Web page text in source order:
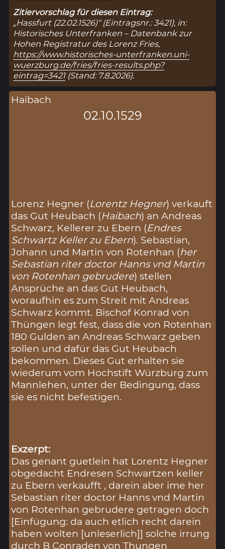
Zitiervorschlag für diesen Eintrag:
„Hassfurt (22.02.1526)“ (Eintragsnr.: 3421), in:
Historisches Unterfranken – Datenbank zur
Hohen Registratur des Lorenz Fries,
https://www.historisches-unterfranken.uni-
wuerzburg.de/fries/fries-results.php?
eintrag=3421(Stand: 7.8.2026).
Haibach
02.10.1529
Lorenz Hegner (Lorentz Hegner) verkauft
das Gut Heubach (Haibach) an Andreas
Schwarz, Kellerer zu Ebern (Endres
Schwartz Keller zu Ebern). Sebastian,
Johann und Martin von Rotenhan (her
Sebastian riter doctor Hanns vnd Martin
von Rotenhan gebrudere) stellen
Ansprüche an das Gut Heubach,
woraufhin es zum Streit mit Andreas
Schwarz kommt. Bischof Konrad von
Thüngen legt fest, dass die von Rotenhan
180 Gulden an Andreas Schwarz geben
sollen und dafür das Gut Heubach
bekommen. Dieses Gut erhalten sie
wiederum vom Hochstift Würzburg zum
Mannlehen, unter der Bedingung, dass
sie es nicht befestigen.
Exzerpt:
Das genant guetlein hat Lorentz Hegner
obgedacht Endresen Schwartzen keller
zu Ebern verkaufft , darein aber ime her
Sebastian riter doctor Hanns vnd Martin
von Rotenhan gebrudere getragen doch
[Einfügung: da auch etlich recht darein
haben wolten [unleserlich]] solche irrung
durch B Conraden von Thungen